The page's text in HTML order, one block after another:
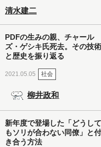
清水建二
PDFの生みの親、チャール
ズ・ゲシキ氏死去。その技術
と歴史を振り返る
2021.05.05 社会
柳井政和
新年度で登場した「どうして
もソリが合わない同僚」と付
き合う方法